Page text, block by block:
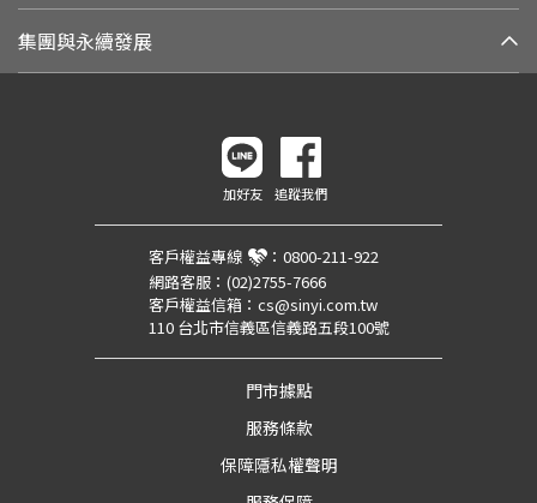
集團與永續發展
加好友 追蹤我們
客戶權益專線 ： 0800-211-922
網路客服： (02)2755-7666
客戶權益信箱： cs@sinyi.com.tw
110 台北市信義區信義路五段100號
門市據點
服務條款
保障隱私權聲明